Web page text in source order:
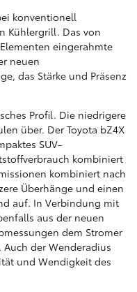
konventionell
Kühlergrill. Das von
eingerahmte
neuen
das Stärke und Präsenz
Profil. Die niedrigere
über. Der Toyota bZ4X
SUV-
kombiniert
kombiniert nach
Überhänge und einen
auf. In Verbindung mit
aus der neuen
dem Stromer
der Wenderadius
und Wendigkeit des